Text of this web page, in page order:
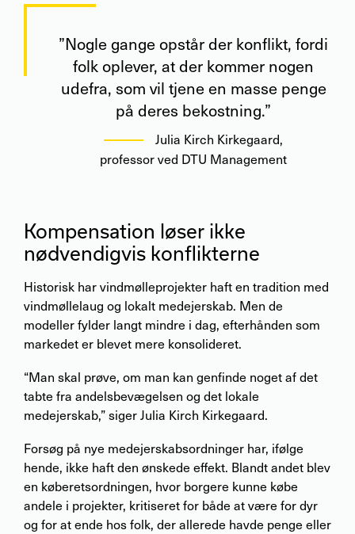
”Nogle gange opstår der konflikt, fordi
folk oplever, at der kommer nogen
udefra, som vil tjene en masse penge
på deres bekostning.”
Julia Kirch Kirkegaard,
professor ved DTU Management
Kompensation løser ikke
nødvendigvis konflikterne
Historisk har vindmølleprojekter haft en tradition med
vindmøllelaug og lokalt medejerskab. Men de
modeller fylder langt mindre i dag, efterhånden som
markedet er blevet mere konsolideret.
“Man skal prøve, om man kan genfinde noget af det
tabte fra andelsbevægelsen og det lokale
medejerskab,” siger Julia Kirch Kirkegaard.
Forsøg på nye medejerskabsordninger har, ifølge
hende, ikke haft den ønskede effekt. Blandt andet blev
en køberetsordningen, hvor borgere kunne købe
andele i projekter, kritiseret for både at være for dyr
og for at ende hos folk, der allerede havde penge eller